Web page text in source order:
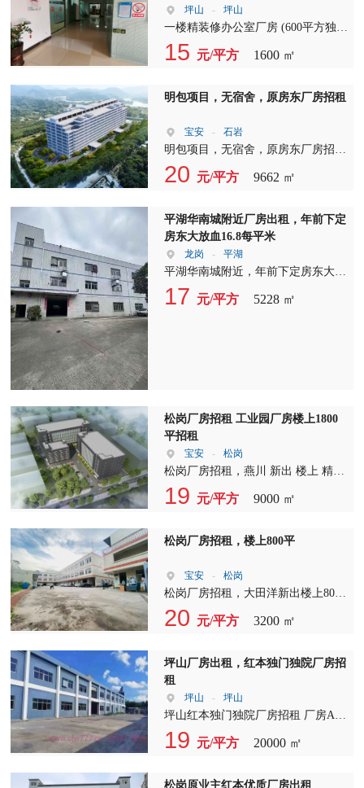
事业新篇章！
坪山 - 坪山
一楼精装修办公室厂房 (600平方独立
空地） 1??3号栋一楼760平方，单独
空地600平方 (精装修办公室） 2??4
公室 700平方(前后空地） ??近进出
米！适合快递、仓库、物流、汽车美
容、办公、展厅、无污染轻加工等。
价格好谈，一切配合成交 地址：深
圳坪山大工业区绿荫北路14号 在深
600平院子的独院式厂房并不容易。
这片空地可以用来： 停放货车和员
工车辆，解决停车难题 露天堆放货
物或材料周转 搭建临时雨棚拓展使
作业空间的业态 厂房本身已配精装
速快 汽车美容/维修/洗车店——一楼
天然适合车辆进出，600平空地足够
多车同时作业 仓储/配送中心——760
平仓储空间加空地周转，货物进出便
捷，物流效率高 生产组装/无污染轻
加工——层高够用，地面承重达标，
展厅/展示中心——精装修办公室可
陈列 企业办公+小型仓储——300平
宿舍一楼办公室也可独立租用，办公
仓储一体，成本更优 地段与交通 物
业位于深圳坪山大工业区绿荫北路14
区——通关报关方便，有进出口业务
的企业尤其适合 主干道边——门前
就是主干道，大车进出通畅 离高速
仅200米——上高速即达，物流配送
点发展的产业集聚区，已形成“智能
产业集群，产业氛围成熟，上下游配
15 元/平方 1600 ㎡
明包项目，无宿舍，原房东厂房招租
宝安 - 石岩
明包项目，无宿舍，原房东厂房招租
厂房占地面积：9662.27㎡ 建筑面
积：106597.92㎡ 地下室面积：
件：有国土证 施工手续：正常报建
合同年限：可签十五年 租金：报价
15元可谈（不含税） 消防等级：丙
类 车位：空地可开飞机
20 元/平方 9662 ㎡
平湖华南城附近厂房出租，年前下定
房东大放血16.8每平米
龙岗 - 平湖
平湖华南城附近，年前下定房东大放
血16.8每平米，，免租2个月 独院厂
房火热招租，厂房1~3层3428㎡，宿
17 元/平方 5228 ㎡
松岗厂房招租 工业园厂房楼上1800
平招租
宝安 - 松岗
松岗厂房招租，燕川 新出 楼上 精装
修 厂房 整层1800平方，租金26元，
合同3-5年，配电按需，宿舍按需。
19 元/平方 9000 ㎡
松岗厂房招租，楼上800平
宝安 - 松岗
松岗厂房招租，大田洋新出楼上800
平方！带豪华装修！合同3年！报价
35含税！3吨电货梯
20 元/平方 3200 ㎡
坪山厂房出租，红本独门独院厂房招
租
坪山 - 坪山
坪山红本独门独院厂房招租 厂房A栋
3层，5800m2 厂房B栋3层，5780平米
厂房中间铁皮房1015m2 ?宿舍1栋4
层:2000m2， 空地2000平，合同
19 元/平方 20000 ㎡
松岗原业主红本优质厂房出租